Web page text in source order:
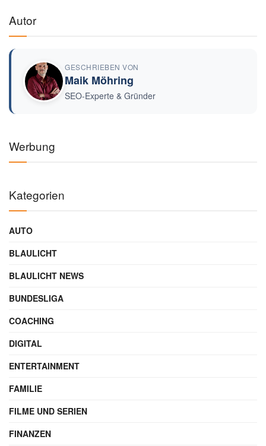
Autor
GESCHRIEBEN VON
Maik Möhring
SEO-Experte & Gründer
Werbung
Kategorien
AUTO
BLAULICHT
BLAULICHT NEWS
BUNDESLIGA
COACHING
DIGITAL
ENTERTAINMENT
FAMILIE
FILME UND SERIEN
FINANZEN